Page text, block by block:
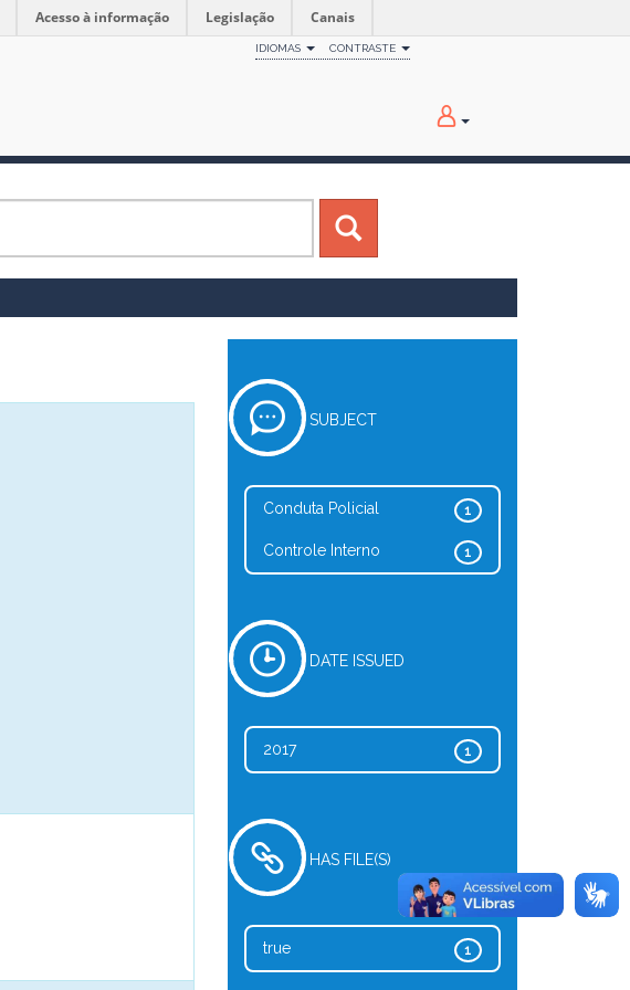
Acesso à informação Legislação Canais
IDIOMAS CONTRASTE
SUBJECT
1
Conduta Policial
1
Controle Interno
DATE ISSUED
1
2017
HAS FILE(S)
1
true